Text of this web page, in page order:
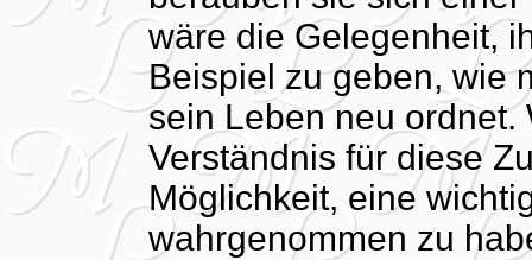
wäre die Gelegenheit,
Beispiel zu geben, wie
sein Leben neu ordnet.
Verständnis für diese
Möglichkeit, eine
wahrgenommen zu